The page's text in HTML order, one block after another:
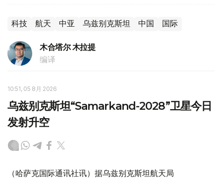
科技 航天 中亚 乌兹别克斯坦 中国 国际
木合塔尔 木拉提
编译
10:51, 05 8月 2026
乌兹别克斯坦“Samarkand-2028”卫星今日
发射升空
（哈萨克国际通讯社讯）据乌兹别克斯坦航天局